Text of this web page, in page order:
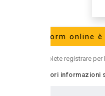
online è stato
registrare per la prima volta,
informazioni sul passaggio